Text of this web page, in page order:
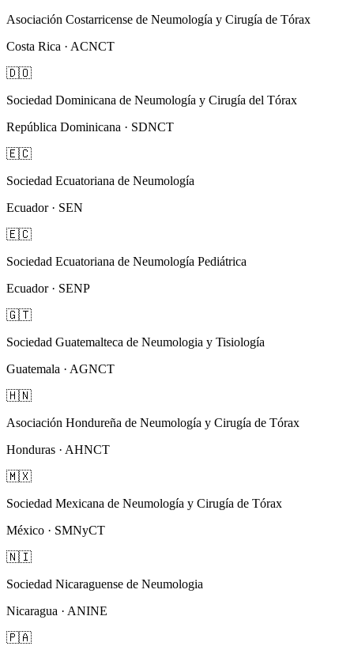
Asociación Costarricense de Neumología y Cirugía de Tórax
Costa Rica · ACNCT
🇩🇴
Sociedad Dominicana de Neumología y Cirugía del Tórax
República Dominicana · SDNCT
🇪🇨
Sociedad Ecuatoriana de Neumología
Ecuador · SEN
🇪🇨
Sociedad Ecuatoriana de Neumología Pediátrica
Ecuador · SENP
🇬🇹
Sociedad Guatemalteca de Neumologia y Tisiología
Guatemala · AGNCT
🇭🇳
Asociación Hondureña de Neumología y Cirugía de Tórax
Honduras · AHNCT
🇲🇽
Sociedad Mexicana de Neumología y Cirugía de Tórax
México · SMNyCT
🇳🇮
Sociedad Nicaraguense de Neumologia
Nicaragua · ANINE
🇵🇦